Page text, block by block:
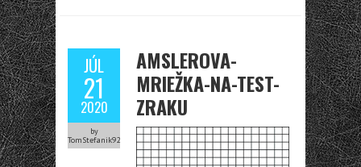
JÚL
21
2020
by
TomStefanik92
AMSLEROVA-
MRIEŽKA-NA-TEST-
ZRAKU